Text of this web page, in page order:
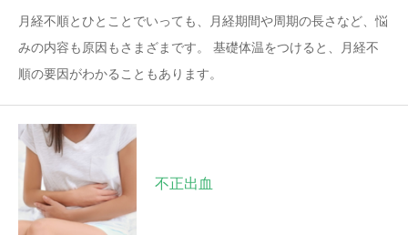
月経不順とひとことでいっても、月経期間や周期の長さなど、悩
みの内容も原因もさまざまです。 基礎体温をつけると、月経不
順の要因がわかることもあります。
不正出血